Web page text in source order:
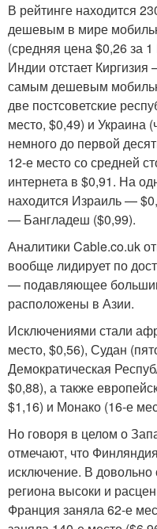
В рейтинге находится
дешевым в мире
(средняя цена $0,26 за
Индии отстает
самым дешевым
две постсоветские
место, $0,49) и Украина
немного до первой
12-е место со средней
интернета в $0,91. На
находится Израиль —
— Бангладеш ($0,99).
Аналитики Cable.co.uk
вообще лидирует по
— подавляющее
расположены в Азии.
Исключениями стали
место, $0,56), Судан
Демократическая
$0,88), а также
$1,16) и Монако (16-е
Но говоря в целом о
отмечают, что
исключение. В довольно
региона высоки и
Франция заняла 62-е